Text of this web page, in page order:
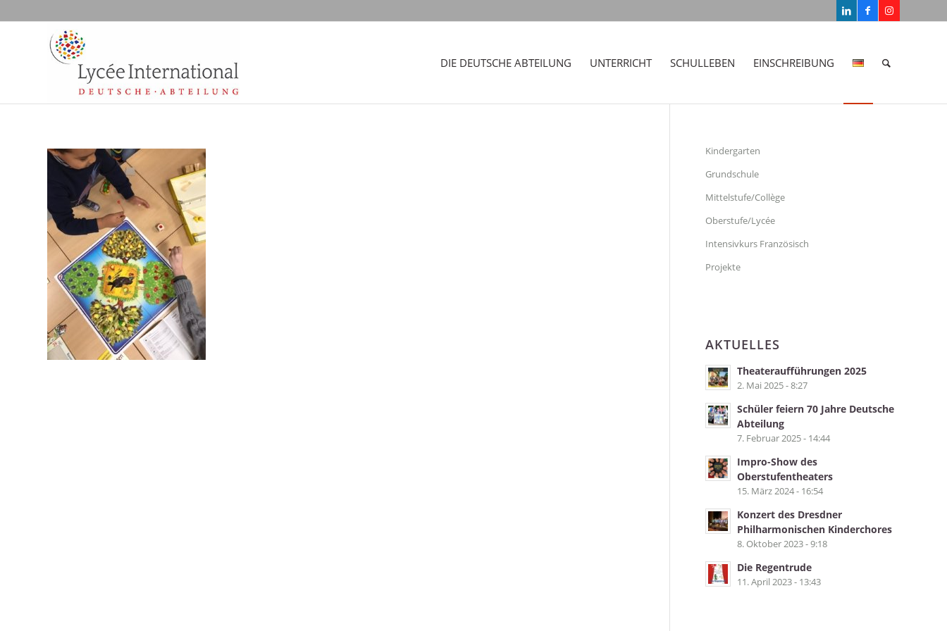
DIE DEUTSCHE ABTEILUNG UNTERRICHT SCHULLEBEN EINSCHREIBUNG
Kindergarten
Grundschule
Mittelstufe/Collège
Oberstufe/Lycée
Intensivkurs Französisch
Projekte
AKTUELLES
Theateraufführungen 2025
2. Mai 2025 - 8:27
Schüler feiern 70 Jahre Deutsche
Abteilung
7. Februar 2025 - 14:44
Impro-Show des
Oberstufentheaters
15. März 2024 - 16:54
Konzert des Dresdner
Philharmonischen Kinderchores
8. Oktober 2023 - 9:18
Die Regentrude
11. April 2023 - 13:43